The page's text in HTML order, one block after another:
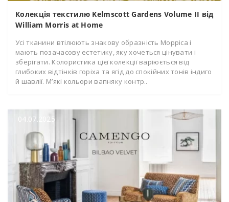
Колекція текстилю Kelmscott Gardens Volume II від
William Morris at Home
Усі тканини втілюють знакову образність Морріса і
мають позачасову естетику, яку хочеться цінувати і
зберігати. Колористика цієї колекції варіюється від
глибоких відтінків горіха та ягід до спокійних тонів індиго
й шавлії. М’які кольори вапняку контр..
04.07.2025